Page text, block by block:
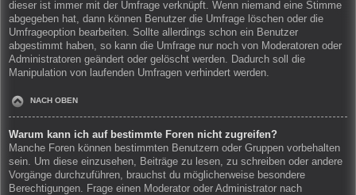
dieser ist immer mit der Umfrage verknüpft. Wenn niemand eine Stimme
abgegeben hat, dann können Benutzer die Umfrage löschen oder die
Umfrageoption bearbeiten. Sollte allerdings schon ein Benutzer
abgestimmt haben, so kann die Umfrage nur noch von Moderatoren oder
Administratoren geändert oder gelöscht werden. Dadurch soll die
Manipulation von laufenden Umfragen verhindert werden.
NACH OBEN
Warum kann ich auf bestimmte Foren nicht zugreifen?
Manche Foren können bestimmten Benutzern oder Gruppen vorbehalten
sein. Um diese einzusehen, Beiträge zu lesen, zu schreiben oder andere
Vorgänge durchzuführen, brauchst du möglicherweise besondere
Berechtigungen. Frage einen Moderator oder Administrator nach